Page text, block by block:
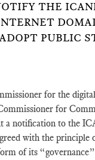
THE
PUBLIC
for the
for
a notification to the
with the
of its